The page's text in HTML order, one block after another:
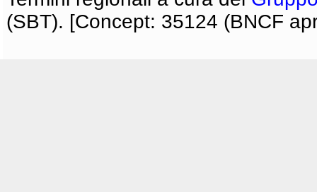
(SBT). [Concept: 35124 (BNCF